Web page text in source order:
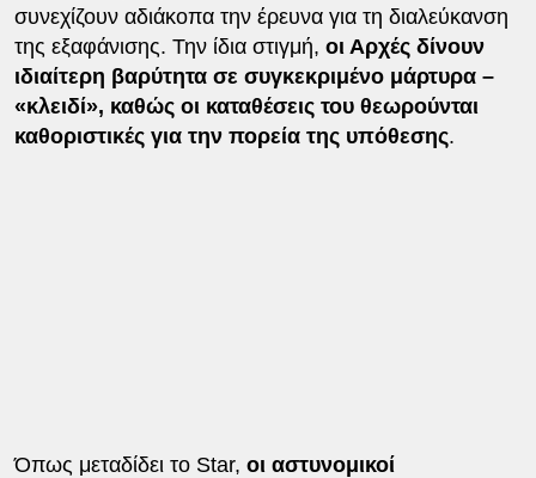
συνεχίζουν αδιάκοπα την έρευνα για τη διαλεύκανση
της εξαφάνισης. Την ίδια στιγμή, οι Αρχές δίνουν
ιδιαίτερη βαρύτητα σε συγκεκριμένο μάρτυρα –
«κλειδί», καθώς οι καταθέσεις του θεωρούνται
καθοριστικές για την πορεία της υπόθεσης.
Όπως μεταδίδει το Star, οι αστυνομικοί